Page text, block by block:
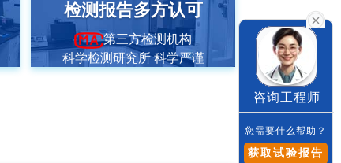
检测报告多方认可
第三方检测机构
科学检测研究所 科学严谨
咨询工程师
您需要什么帮助？
获取试验报告